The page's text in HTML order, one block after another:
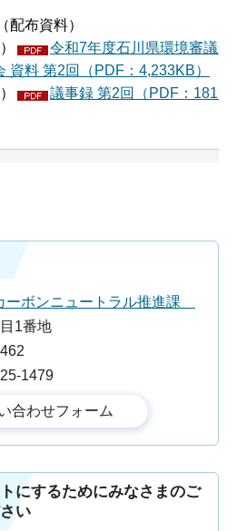
（配布資料）
令和7年度石川県環境審議
資料 第2回（PDF：4,233KB）
議事録 第2回（PDF：
ーボンニュートラル推進課
1番地
1479
にするためにみなさまのご
い